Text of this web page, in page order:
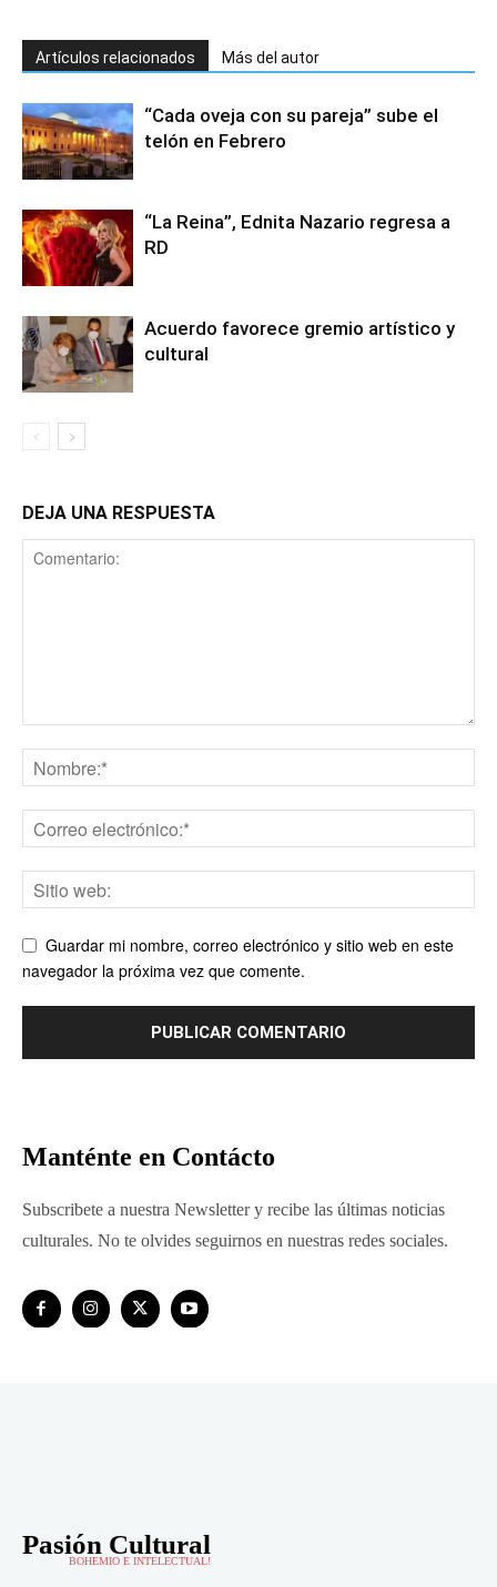
Artículos relacionados Más del autor
“Cada oveja con su pareja” sube el
telón en Febrero
“La Reina”, Ednita Nazario regresa a
RD
Acuerdo favorece gremio artístico y
cultural
DEJA UNA RESPUESTA
Guardar mi nombre, correo electrónico y sitio web en este
navegador la próxima vez que comente.
Manténte en Contácto
Subscribete a nuestra Newsletter y recibe las últimas noticias
culturales. No te olvides seguirnos en nuestras redes sociales.
Pasión Cultural
BOHEMIO E INTELECTUAL!